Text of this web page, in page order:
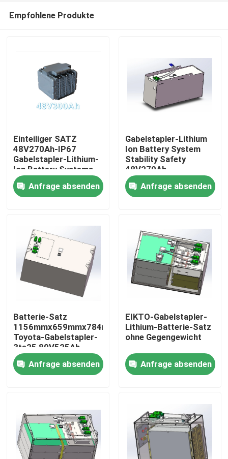
Haus
Produkte
Über uns
Fabrik-Ausflug
Qualitätskontrolle
Treten Sie mit uns in Verbindung
Fordern Sie ein Zitat
Yacht-Lithium-Batterie
Energie-Speicher-Lithium-Batterie
Empfohlene Produkte
Einteiliger SATZ
48V270Ah-IP67
Gabelstapler-Lithium-
Ion Battery Systems
Anfrage absenden
Gabelstapler-Lithium
Ion Battery System
Stability Safety
48V270Ah
Anfrage absenden
Batterie-Satz
1156mmx659mmx784mm
Toyota-Gabelstapler-
3te25 80V525Ah
Anfrage absenden
EIKTO-Gabelstapler-
Lithium-Batterie-Satz
ohne Gegengewicht
Anfrage absenden